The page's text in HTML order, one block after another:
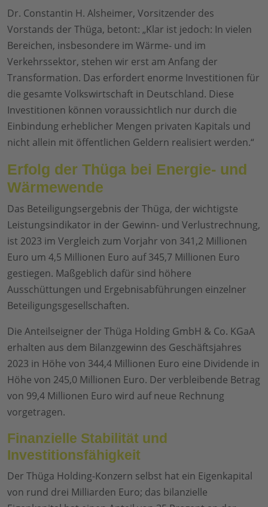
Dr. Constantin H. Alsheimer, Vorsitzender des
Vorstands der Thüga, betont: „Klar ist jedoch: In vielen
Bereichen, insbesondere im Wärme- und im
Verkehrssektor, stehen wir erst am Anfang der
Transformation. Das erfordert enorme Investitionen für
die gesamte Volkswirtschaft in Deutschland. Diese
Investitionen können voraussichtlich nur durch die
Einbindung erheblicher Mengen privaten Kapitals und
nicht allein mit öffentlichen Geldern realisiert werden.“
Erfolg der Thüga bei Energie- und
Wärmewende
Das Beteiligungsergebnis der Thüga, der wichtigste
Leistungsindikator in der Gewinn- und Verlustrechnung,
ist 2023 im Vergleich zum Vorjahr von 341,2 Millionen
Euro um 4,5 Millionen Euro auf 345,7 Millionen Euro
gestiegen. Maßgeblich dafür sind höhere
Ausschüttungen und Ergebnisabführungen einzelner
Beteiligungsgesellschaften.
Die Anteilseigner der Thüga Holding GmbH & Co. KGaA
erhalten aus dem Bilanzgewinn des Geschäftsjahres
2023 in Höhe von 344,4 Millionen Euro eine Dividende in
Höhe von 245,0 Millionen Euro. Der verbleibende Betrag
von 99,4 Millionen Euro wird auf neue Rechnung
vorgetragen.
Finanzielle Stabilität und
Investitionsfähigkeit
Der Thüga Holding-Konzern selbst hat ein Eigenkapital
von rund drei Milliarden Euro; das bilanzielle